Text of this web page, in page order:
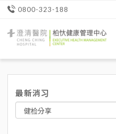
0800-323-188
清
院
最新消习